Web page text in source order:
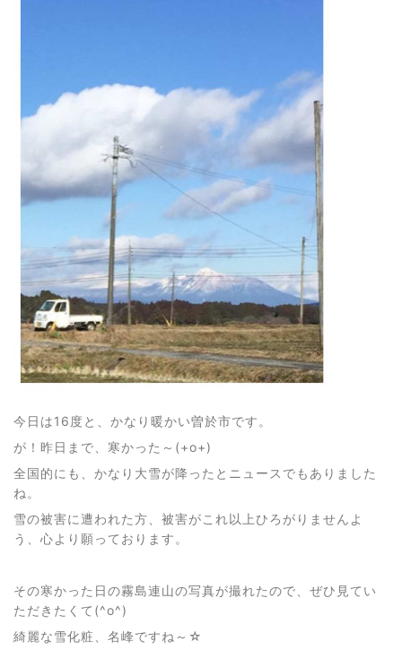
今日は16度と、かなり暖かい曽於市です。
が！昨日まで、寒かった～(+o+)
全国的にも、かなり大雪が降ったとニュースでもありました
ね。
雪の被害に遭われた方、被害がこれ以上ひろがりませんよ
う、心より願っております。
その寒かった日の霧島連山の写真が撮れたので、ぜひ見てい
ただきたくて(^o^)
綺麗な雪化粧、名峰ですね～☆